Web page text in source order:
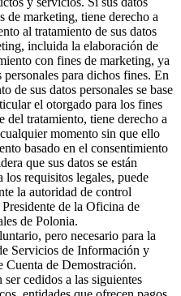
de marketing, tiene derecho a
al tratamiento de sus datos
incluida la elaboración de
con fines de marketing, ya
para dichos fines. En
de sus datos personales se base
el otorgado para los fines
del tratamiento, tiene derecho a
momento sin que ello
basado en el consentimiento
que sus datos se están
los requisitos legales, puede
la autoridad de control
de la Oficina de
de Polonia.
pero necesario para la
Servicios de Información y
de Demostración.
ser cedidos a las siguientes